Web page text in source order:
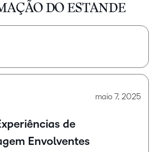
DO ESTANDE​
maio 7, 2025
de
Envolventes